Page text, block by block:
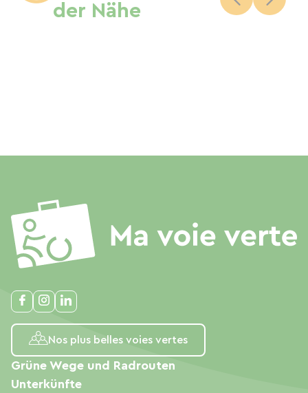
der Nähe
Nos plus belles voies vertes
Grüne Wege und Radrouten
Unterkünfte